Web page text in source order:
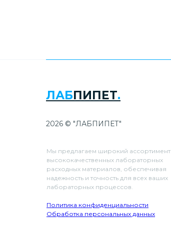
ЛАБПИПЕТ.
Мы предлагаем широкий ассортимент
высококачественных лабораторных
расходных материалов, обеспечивая
надежность и точность для всех ваших
лабораторных процессов.
Политика конфиденциальности
Обработка персональных данных
2026 © "ЛАБПИПЕТ"